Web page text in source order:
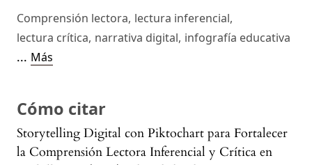
Comprensión lectora, lectura inferencial,
lectura crítica, narrativa digital, infografía educativa
... Más
Cómo citar
Storytelling Digital con Piktochart para Fortalecer
la Comprensión Lectora Inferencial y Crítica en